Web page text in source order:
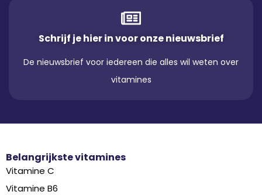
Schrijf je hier in voor onze nieuwsbrief
De nieuwsbrief voor iedereen die alles wil weten over
vitamines
Belangrijkste vitamines
Vitamine C
Vitamine B6